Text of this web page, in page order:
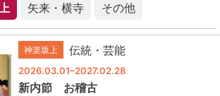
矢来・横寺 その他
神楽坂上 伝統・芸能
2026.03.01–2027.02.28
新内節 お稽古